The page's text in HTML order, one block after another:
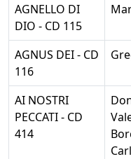
AGNELLO DI
DIO - CD 115
AGNUS DEI - CD
116
AI NOSTRI
PECCATI - CD
414